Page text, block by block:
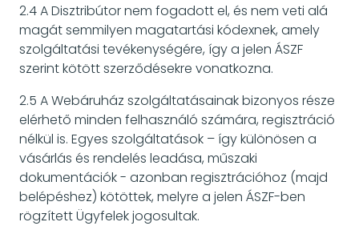
2.4 A Disztribútor nem fogadott el, és nem veti alá
magát semmilyen magatartási kódexnek, amely
szolgáltatási tevékenységére, így a jelen ÁSZF
szerint kötött szerződésekre vonatkozna.
2.5 A Webáruház szolgáltatásainak bizonyos része
elérhető minden felhasználó számára, regisztráció
nélkül is. Egyes szolgáltatások – így különösen a
vásárlás és rendelés leadása, műszaki
dokumentációk - azonban regisztrációhoz (majd
belépéshez) kötöttek, melyre a jelen ÁSZF-ben
rögzített Ügyfelek jogosultak.